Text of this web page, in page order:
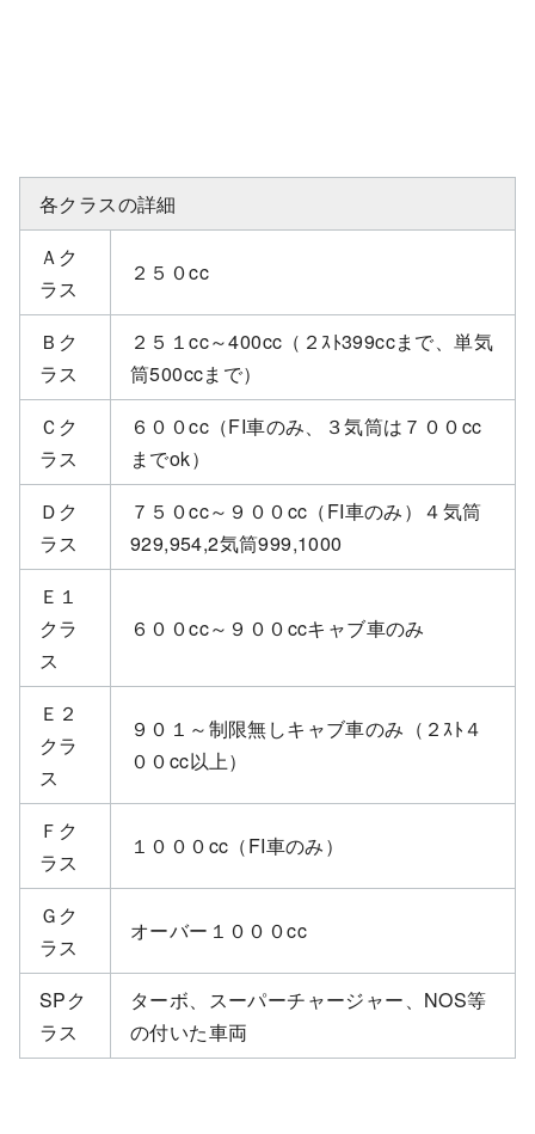
各クラスの詳細
Ａク
ラス
２５０cc
Ｂク
ラス
２５１cc～400cc（２ｽﾄ399ccまで、単気
筒500ccまで）
Ｃク
ラス
６００cc（FI車のみ、３気筒は７００cc
までok）
Ｄク
ラス
７５０cc～９００cc（FI車のみ）４気筒
929,954,2気筒999,1000
Ｅ１
クラ
ス
６００cc～９００ccキャブ車のみ
Ｅ２
クラ
ス
９０１～制限無しキャブ車のみ（２ｽﾄ４
００cc以上）
Ｆク
ラス
１０００cc（FI車のみ）
Ｇク
ラス
オーバー１０００cc
SPク
ラス
ターボ、スーパーチャージャー、NOS等
の付いた車両